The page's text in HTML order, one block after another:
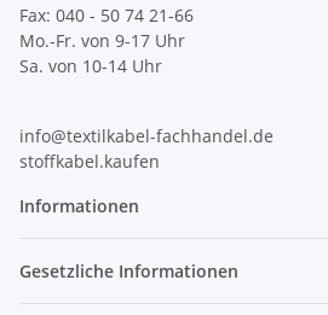
Fax: 040 - 50 74 21-66
Mo.-Fr. von 9-17 Uhr
Sa. von 10-14 Uhr
info@textilkabel-fachhandel.de
stoffkabel.kaufen
Informationen
Gesetzliche Informationen